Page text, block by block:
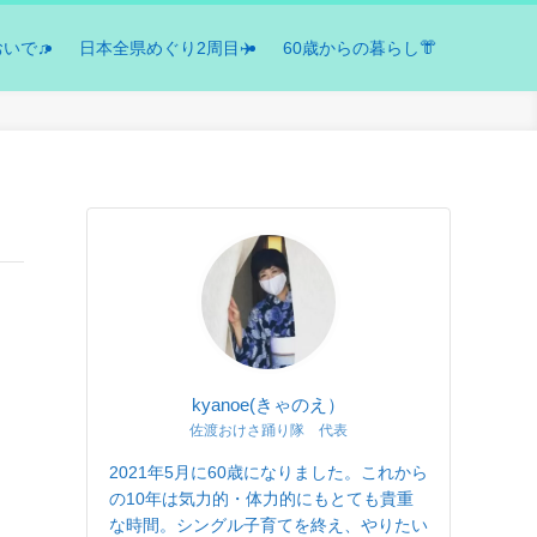
いで♫ 日本全県めぐり2周目✈️ 60歳からの暮らし👘
kyanoe(きゃのえ）
佐渡おけさ踊り隊 代表
2021年5月に60歳になりました。これから
の10年は気力的・体力的にもとても貴重
な時間。シングル子育てを終え、やりたい